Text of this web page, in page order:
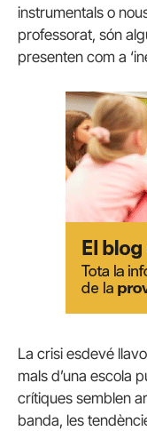
instrumentals o
professorat, són
presenten com a
La crisi esdevé
mals d’una escola
crítiques semblen
banda, les